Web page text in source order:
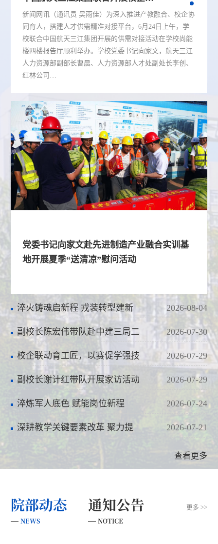
新闻网讯（通讯员 吴雨佳）为深入推进产教融合、校企协
同育人，搭建人才供需精准对接平台，6月24日上午，学
校联合中国航天三江集团开展的供需对接活动在学校尚能
楼四楼报告厅顺利举办。学校党委书记向家文，航天三江
人力资源部副部长曹晨、人力资源部人才处副处长李创、
红林公司…
党委书记向家文赴先进制造产业融合实训基
地开展夏季“送清凉”慰问活动
淬火铸魂启新程 戎装转型建新
功——武昌区2026年度转业军
2026-08-04
副校长陈宏伟带队赴中建三局二
公司检测与测量中心调研
2026-07-30
校企联动育工匠，以赛促学强技
能——长江武汉航道工程局第
2026-07-29
副校长谢计红带队开展家访活动 2026-07-29
淬炼军人底色 赋能岗位新程
——武昌区2026年度安排工作退
2026-07-24
深耕教学关键要素改革 聚力提
质育人——学校召开第十二次
2026-07-21
查看更多
院部动态
NEWS
通知公告
NOTICE
更多 >>